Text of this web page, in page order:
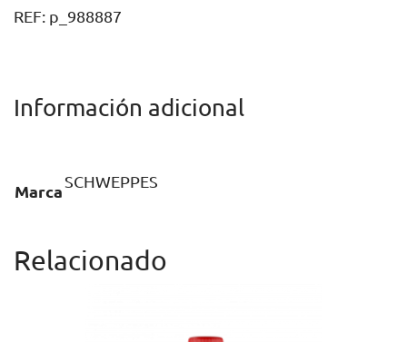
cantidad
REF: p_988887
Información adicional
Marca
SCHWEPPES
Relacionado